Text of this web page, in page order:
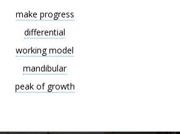
make progress
differential
working model
mandibular
peak of growth